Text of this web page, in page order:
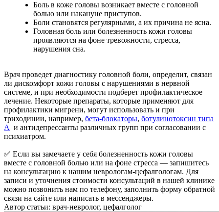
Боль в коже головы возникает вместе с головной
болью или накануне приступов.
Боли становятся регулярными, а их причина не ясна.
Головная боль или болезненность кожи головы
проявляются на фоне тревожности, стресса,
нарушения сна.
Врач проведет диагностику головной боли, определит, связан
ли дискомфорт кожи головы с нарушениями в нервной
системе, и при необходимости подберет профилактическое
лечение. Некоторые препараты, которые применяют для
профилактики мигрени, могут использовать и при
триходинии, например, бета-блокаторы, ботулинотоксин типа
А и антидепрессанты различных групп при согласовании с
психиатром.
✅ Если вы замечаете у себя болезненность кожи головы
вместе с головной болью или на фоне стресса — запишитесь
на консультацию к нашим неврологам-цефалгологам. Для
записи и уточнения стоимости консультаций в нашей клинике
можно позвонить нам по телефону, заполнить форму обратной
связи на сайте или написать в мессенджеры.
Автор статьи: врач-невролог, цефалголог